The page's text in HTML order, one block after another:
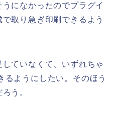
になかったのでプラグイ
取り急ぎ印刷できるよう
ていなくて、いずれちゃ
るようにしたい。そのほう
う。